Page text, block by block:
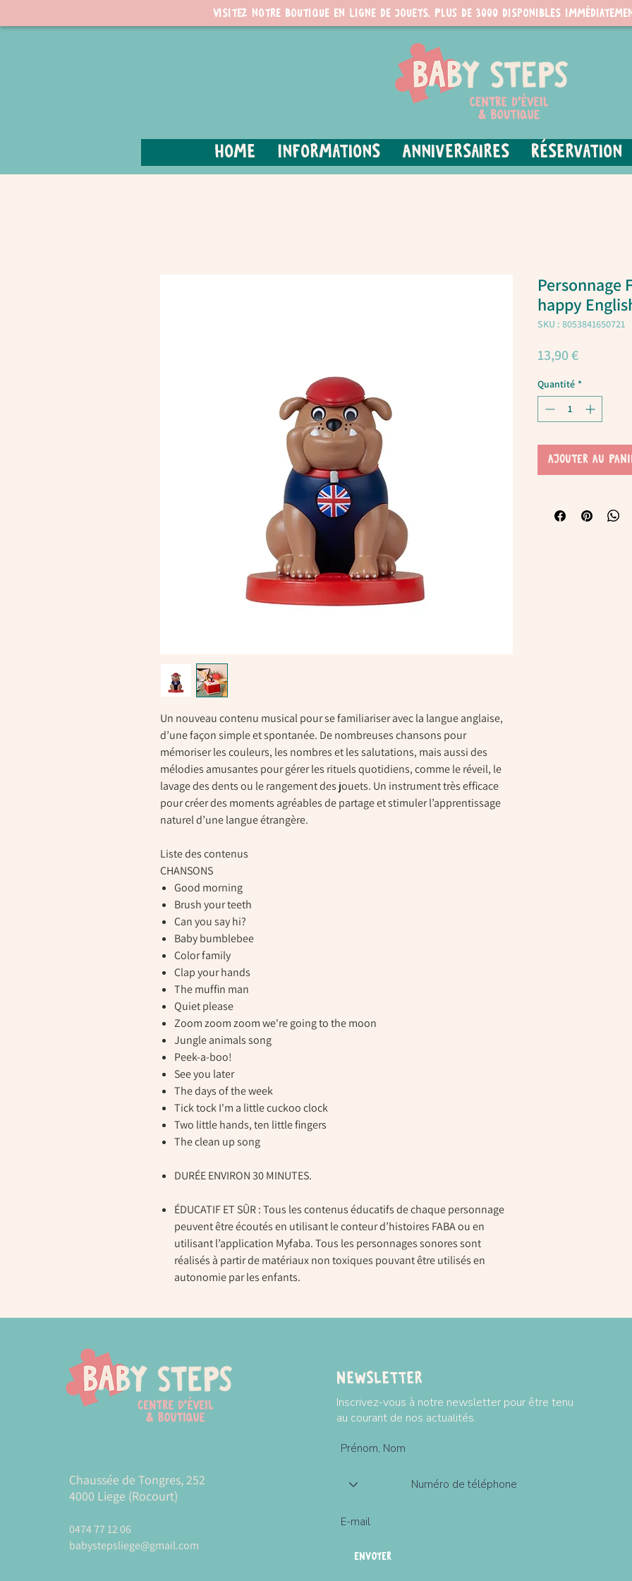
Visitez notre boutique en ligne de jouets. PLUS de 3000 disponibles
Home Informations Anniversaires Réservation
Un nouveau contenu musical pour se familiariser avec la langue anglaise,
d’une façon simple et spontanée. De nombreuses chansons pour
mémoriser les couleurs, les nombres et les salutations, mais aussi des
mélodies amusantes pour gérer les rituels quotidiens, comme le réveil, le
lavage des dents ou le rangement des jouets. Un instrument très efficace
pour créer des moments agréables de partage et stimuler l’apprentissage
naturel d’une langue étrangère.
Liste des contenus
CHANSONS
Good morning
Brush your teeth
Can you say hi?
Baby bumblebee
Color family
Clap your hands
The muffin man
Quiet please
Zoom zoom zoom we're going to the moon
Jungle animals song
Peek-a-boo!
See you later
The days of the week
Tick tock I'm a little cuckoo clock
Two little hands, ten little fingers
The clean up song
DURÉE ENVIRON 30 MINUTES.
ÉDUCATIF ET SÛR : Tous les contenus éducatifs de chaque personnage
peuvent être écoutés en utilisant le conteur d’histoires FABA ou en
utilisant l’application Myfaba. Tous les personnages sonores sont
réalisés à partir de matériaux non toxiques pouvant être utilisés en
autonomie par les enfants.
Personnage
happy
SKU : 8053841650721
13,90 €Prix
Quantité *
AJOUTER AU
Chaussée de Tongres, 252
4000 Liege (Rocourt)
0474 77 12 06
babystepsliege@gmail.com
Newsletter
Inscrivez-vous à notre newsletter pour être tenu
au courant de nos actualités.
ENVOYER